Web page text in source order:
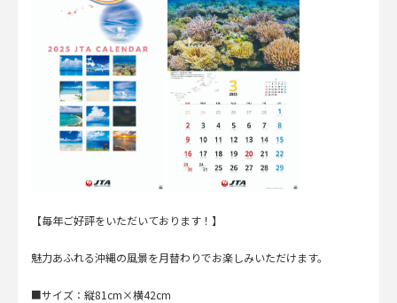
【毎年ご好評をいただいております！】
魅力あふれる沖縄の風景を月替わりでお楽しみいただけます。
■サイズ：縦81cm×横42cm